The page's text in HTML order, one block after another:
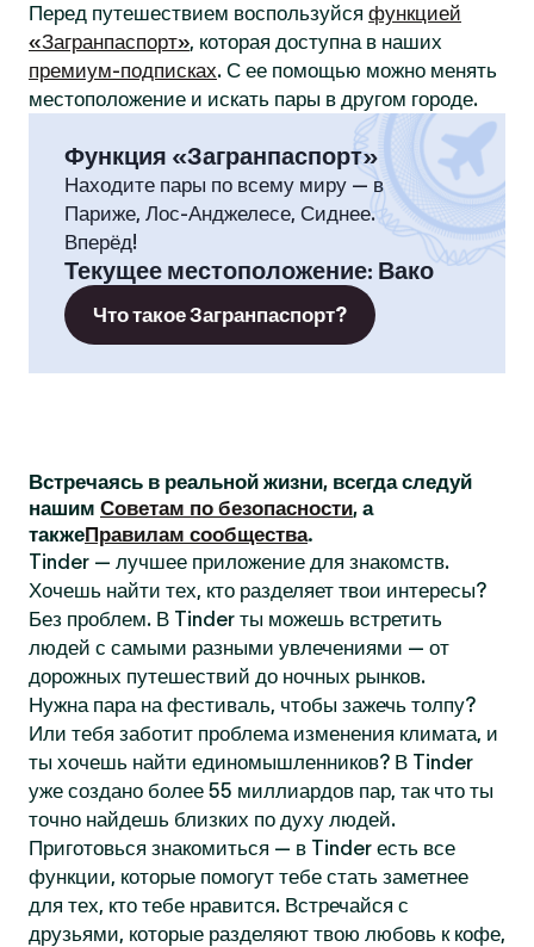
Перед путешествием воспользуйся функцией
«Загранпаспорт», которая доступна в наших
премиум-подписках. С ее помощью можно менять
местоположение и искать пары в другом городе.
Функция «Загранпаспорт»
Находите пары по всему миру — в
Париже, Лос-Анджелесе, Сиднее.
Вперёд!
Текущее местоположение: Вако
Что такое Загранпаспорт?
Встречаясь в реальной жизни, всегда следуй
нашим Советам по безопасности, а
такжеПравилам сообщества.
Tinder — лучшее приложение для знакомств.
Хочешь найти тех, кто разделяет твои интересы?
Без проблем. В Tinder ты можешь встретить
людей с самыми разными увлечениями — от
дорожных путешествий до ночных рынков.
Нужна пара на фестиваль, чтобы зажечь толпу?
Или тебя заботит проблема изменения климата, и
ты хочешь найти единомышленников? В Tinder
уже создано более 55 миллиардов пар, так что ты
точно найдешь близких по духу людей.
Приготовься знакомиться — в Tinder есть все
функции, которые помогут тебе стать заметнее
для тех, кто тебе нравится. Встречайся с
друзьями, которые разделяют твою любовь к кофе,